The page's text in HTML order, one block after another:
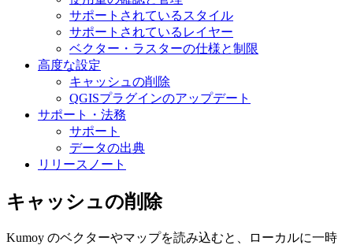
サポートされているスタイル
サポートされているレイヤー
ベクター・ラスターの仕様と制限
高度な設定
キャッシュの削除
QGISプラグインのアップデート
サポート・法務
サポート
データの出典
リリースノート
キャッシュの削除
Kumoy のベクターやマップを読み込むと、ローカルに一時